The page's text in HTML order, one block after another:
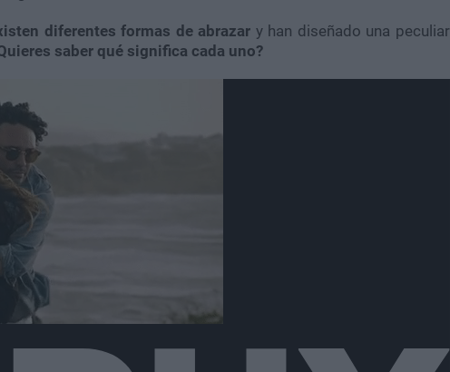
diferentes formas de abrazar y han diseñado una peculiar
saber qué significa cada uno?